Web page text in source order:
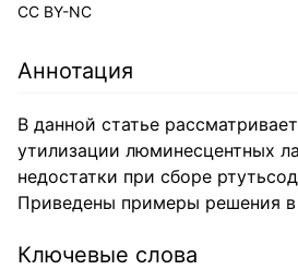
CC BY-NC
Аннотация
В данной статье
утилизации люминесцентных
недостатки при сборе
Приведены примеры решения в
Ключевые слова